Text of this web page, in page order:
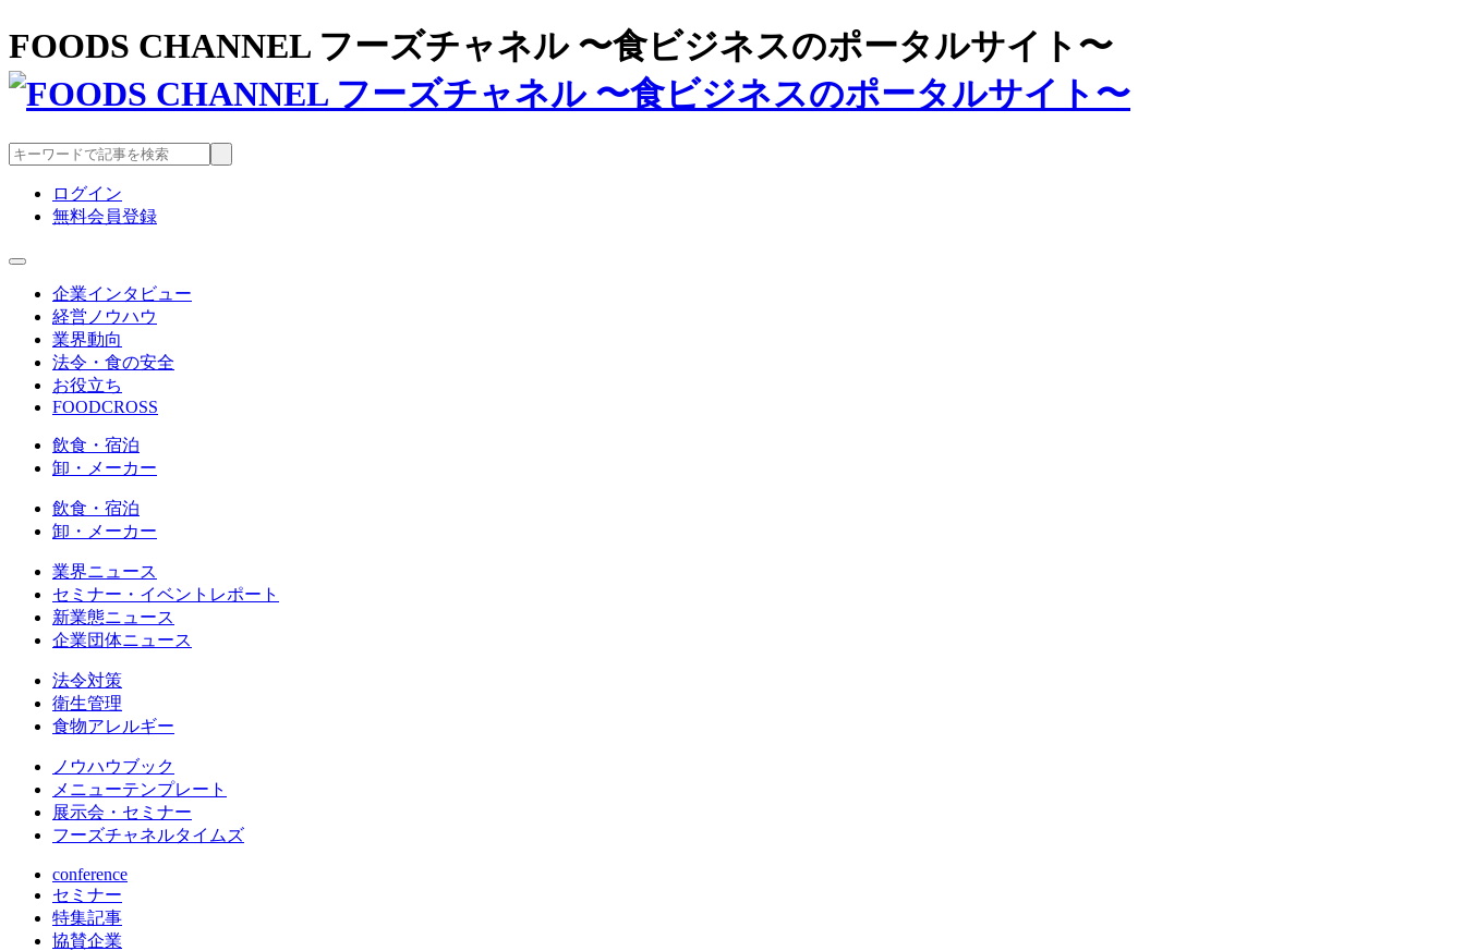
FOODS CHANNEL フーズチャネル 〜食ビジネスのポータルサイト〜
ログイン
無料会員登録
企業インタビュー
経営ノウハウ
業界動向
法令・食の安全
お役立ち
FOODCROSS
飲食・宿泊
卸・メーカー
飲食・宿泊
卸・メーカー
業界ニュース
セミナー・イベントレポート
新業態ニュース
企業団体ニュース
法令対策
衛生管理
食物アレルギー
ノウハウブック
メニューテンプレート
展示会・セミナー
フーズチャネルタイムズ
conference
セミナー
特集記事
協賛企業